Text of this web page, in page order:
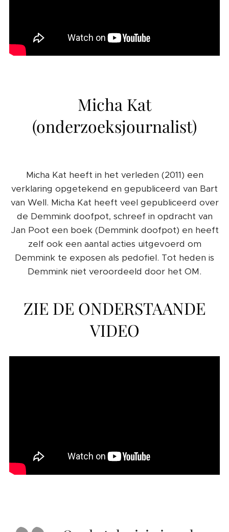
Micha Kat
(onderzoeksjournalist)
Micha Kat heeft in het verleden (2011) een
verklaring opgetekend en gepubliceerd van Bart
van Well. Micha Kat heeft veel gepubliceerd over
de Demmink doofpot, schreef in opdracht van
Jan Poot een boek (Demmink doofpot) en heeft
zelf ook een aantal acties uitgevoerd om
Demmink te exposen als pedofiel. Tot heden is
Demmink niet veroordeeld door het OM.
ZIE DE ONDERSTAANDE
VIDEO